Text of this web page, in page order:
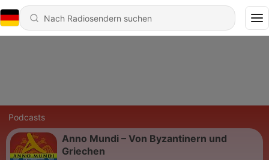
Podcasts
Anno Mundi – Von Byzantinern und
Griechen